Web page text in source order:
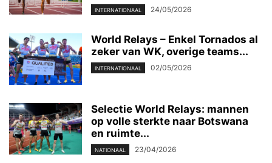
INTERNATIONAAL 24/05/2026
World Relays – Enkel Tornados al
zeker van WK, overige teams...
INTERNATIONAAL 02/05/2026
Selectie World Relays: mannen
op volle sterkte naar Botswana
en ruimte...
NATIONAAL 23/04/2026